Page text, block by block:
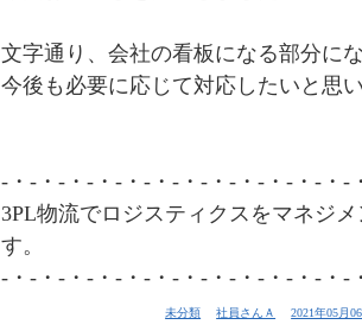
文字通り、会社の看板になる部分に
今後も必要に応じて対応したいと思
-・-・-・-・-・-・-・-・-・-・-・-・-
3PL物流でロジスティクスをマネジ
す。
-・-・-・-・-・-・-・-・-・-・-・-・-
未分類 社員さんＡ 2021年05月